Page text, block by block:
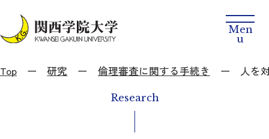
Top 研究 倫理審査に関する手続き 人を
Research